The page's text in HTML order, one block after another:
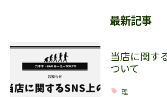
最新記事
当店に関す
ついて
理